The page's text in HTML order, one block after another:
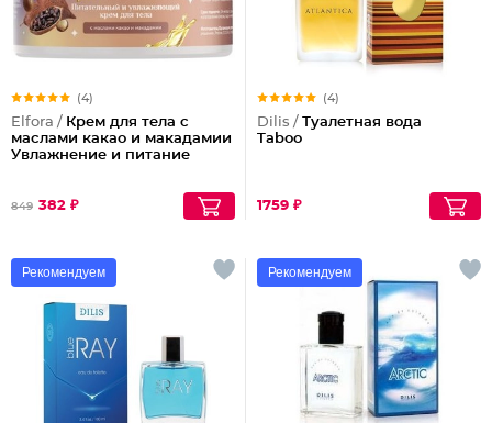
(4)
Elfora / Крем для тела с
маслами какао и макадамии
Увлажнение и питание
849 382 ₽
(4)
Dilis / Туалетная вода
Taboo
1759 ₽
Рекомендуем Рекомендуем